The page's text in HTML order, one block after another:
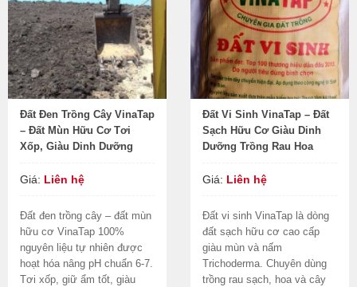
Đất Đen Trồng Cây VinaTap
– Đất Mùn Hữu Cơ Tơi
Xốp, Giàu Dinh Dưỡng
Giá: Liên hệ
Đất đen trồng cây – đất mùn
hữu cơ VinaTap 100%
nguyên liệu tự nhiên được
hoạt hóa nâng pH chuẩn 6-7.
Tơi xốp, giữ ẩm tốt, giàu
Đất Vi Sinh VinaTap – Đất
Sạch Hữu Cơ Giàu Dinh
Dưỡng Trồng Rau Hoa
Giá: Liên hệ
Đất vi sinh VinaTap là dòng
đất sạch hữu cơ cao cấp
giàu mùn và nấm
Trichoderma. Chuyên dùng
trồng rau sạch, hoa và cây